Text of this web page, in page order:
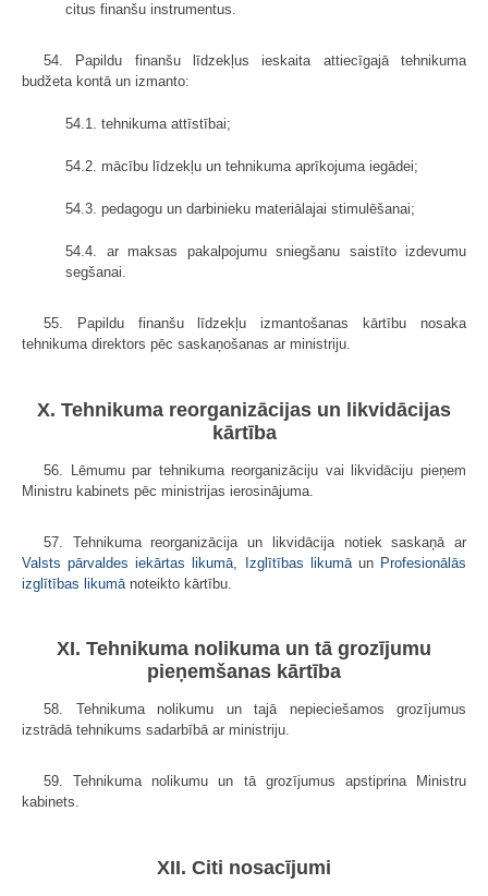
citus finanšu instrumentus.
54. Papildu finanšu līdzekļus ieskaita attiecīgajā tehnikuma
budžeta kontā un izmanto:
54.1. tehnikuma attīstībai;
54.2. mācību līdzekļu un tehnikuma aprīkojuma iegādei;
54.3. pedagogu un darbinieku materiālajai stimulēšanai;
54.4. ar maksas pakalpojumu sniegšanu saistīto izdevumu
segšanai.
55. Papildu finanšu līdzekļu izmantošanas kārtību nosaka
tehnikuma direktors pēc saskaņošanas ar ministriju.
X. Tehnikuma reorganizācijas un likvidācijas
kārtība
56. Lēmumu par tehnikuma reorganizāciju vai likvidāciju pieņem
Ministru kabinets pēc ministrijas ierosinājuma.
57. Tehnikuma reorganizācija un likvidācija notiek saskaņā ar
Valsts pārvaldes iekārtas likumā
Izglītības likumāun Profesionālās
izglītības likumā noteikto kārtību.
XI. Tehnikuma nolikuma un tā grozījumu
pieņemšanas kārtība
58. Tehnikuma nolikumu un tajā nepieciešamos grozījumus
izstrādā tehnikums sadarbībā ar ministriju.
59. Tehnikuma nolikumu un tā grozījumus apstiprina Ministru
kabinets.
XII. Citi nosacījumi